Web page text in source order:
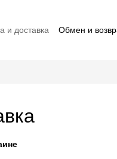
и доставка Обмен и